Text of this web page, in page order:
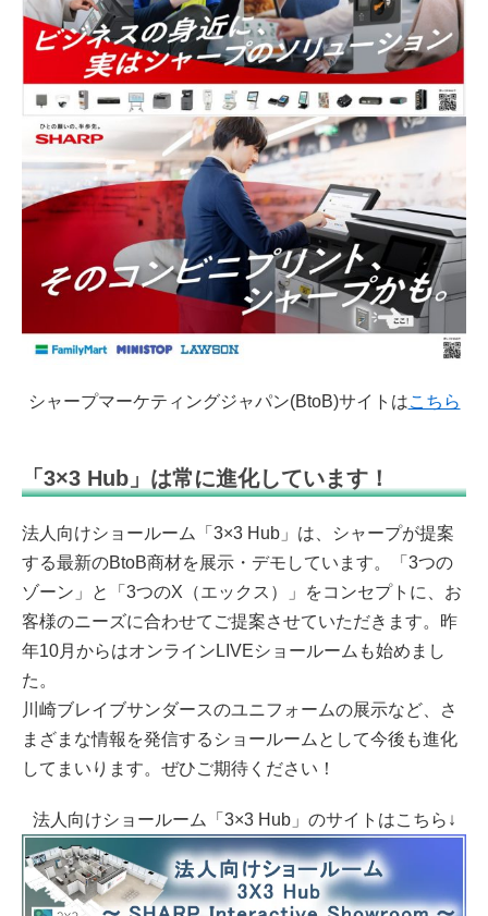
シャープマーケティングジャパン(BtoB)サイトはこちら
「3×3 Hub」は常に進化しています！
法人向けショールーム「3×3 Hub」は、シャープが提案
する最新のBtoB商材を展示・デモしています。「3つの
ゾーン」と「3つのX（エックス）」をコンセプトに、お
客様のニーズに合わせてご提案させていただきます。昨
年10月からはオンラインLIVEショールームも始めまし
た。
川崎ブレイブサンダースのユニフォームの展示など、さ
まざまな情報を発信するショールームとして今後も進化
してまいります。ぜひご期待ください！
法人向けショールーム「3×3 Hub」のサイトはこちら↓